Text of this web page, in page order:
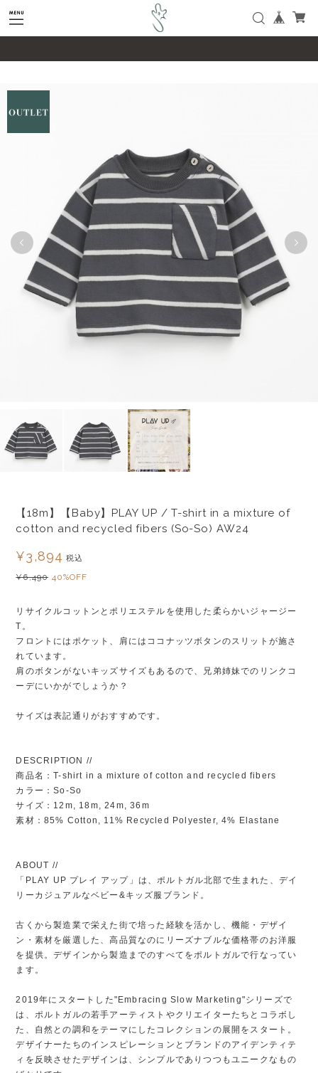
google-site-verification=SHQu5n4yz7-
tPsbAaiX89DBKMypZL6raQx7JsECLt-4
【18m】【Baby】PLAY UP / T-shirt in a mixture of
cotton and recycled fibers (So-So) AW24
¥3,894 税込
¥6,490 40%OFF
リサイクルコットンとポリエステルを使用した柔らかいジャージー
T。
フロントにはポケット、肩にはココナッツボタンのスリットが施さ
れています。
肩のボタンがないキッズサイズもあるので、兄弟姉妹でのリンクコ
ーデにいかがでしょうか？
サイズは表記通りがおすすめです。
DESCRIPTION //
商品名：T-shirt in a mixture of cotton and recycled fibers
カラー：So-So
サイズ：12m, 18m, 24m, 36m
素材：85% Cotton, 11% Recycled Polyester, 4% Elastane
ABOUT //
「PLAY UP プレイ アップ」は、ポルトガル北部で生まれた、デイ
リーカジュアルなベビー&キッズ服ブランド。
古くから製造業で栄えた街で培った経験を活かし、機能・デザイ
ン・素材を厳選した、高品質なのにリーズナブルな価格帯のお洋服
を提供。デザインから製造までのすべてをポルトガルで行なってい
ます。
2019年にスタートした"Embracing Slow Marketing"シリーズで
は、ポルトガルの若手アーティストやクリエイターたちとコラボし
た、自然との調和をテーマにしたコレクションの展開をスタート。
デザイナーたちのインスピレーションとブランドのアイデンティテ
ィを反映させたデザインは、シンプルでありつつもユニークなもの